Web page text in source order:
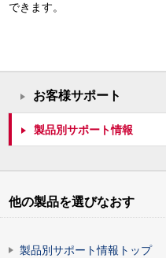
できます。
お客様サポート
製品別サポート情報
他の製品を選びなおす
製品別サポート情報トップ